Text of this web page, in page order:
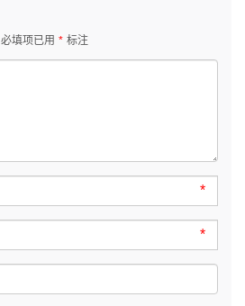
必填项已用 * 标注
*
*